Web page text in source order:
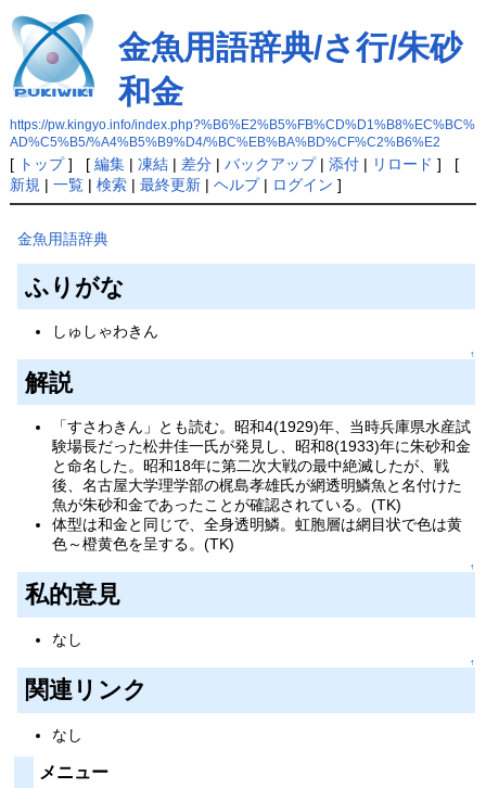
金魚用語辞典/さ行/朱砂
和金
https://pw.kingyo.info/index.php?%B6%E2%B5%FB%CD%D1%B8%EC%BC%
AD%C5%B5/%A4%B5%B9%D4/%BC%EB%BA%BD%CF%C2%B6%E2
[ トップ] [ 編集| 凍結| 差分| バックアップ| 添付| リロード ] [
新規 | 一覧| 検索| 最終更新| ヘルプ| ログイン ]
金魚用語辞典
ふりがな
しゅしゃわきん
↑
解説
「すさわきん」とも読む。昭和4(1929)年、当時兵庫県水産試
験場長だった松井佳一氏が発見し、昭和8(1933)年に朱砂和金
と命名した。昭和18年に第二次大戦の最中絶滅したが、戦
後、名古屋大学理学部の梶島孝雄氏が網透明鱗魚と名付けた
魚が朱砂和金であったことが確認されている。(TK)
体型は和金と同じで、全身透明鱗。虹胞層は網目状で色は黄
色～橙黄色を呈する。(TK)
↑
私的意見
なし
↑
関連リンク
なし
メニュー